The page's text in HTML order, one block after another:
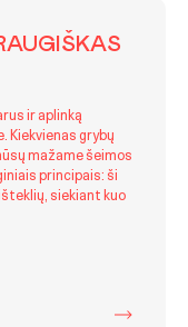
ir aplinką
Kiekvienas grybų
mažame šeimos
principais: ši
siekiant kuo